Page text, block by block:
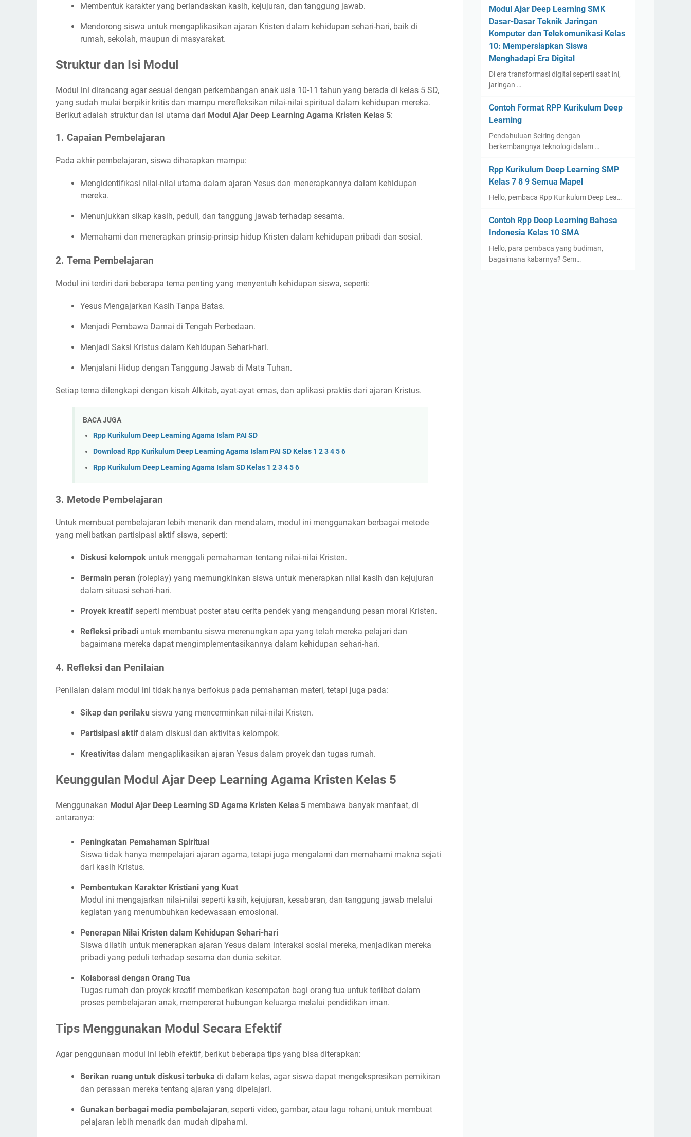
Membentuk karakter yang berlandaskan kasih, kejujuran, dan tanggung jawab.
Mendorong siswa untuk mengaplikasikan ajaran Kristen dalam kehidupan sehari-hari, baik di
rumah, sekolah, maupun di masyarakat.
Struktur dan Isi Modul
Modul ini dirancang agar sesuai dengan perkembangan anak usia 10-11 tahun yang berada di kelas 5 SD,
yang sudah mulai berpikir kritis dan mampu merefleksikan nilai-nilai spiritual dalam kehidupan mereka.
Berikut adalah struktur dan isi utama dari Modul Ajar Deep Learning Agama Kristen Kelas 5:
1. Capaian Pembelajaran
Pada akhir pembelajaran, siswa diharapkan mampu:
Mengidentifikasi nilai-nilai utama dalam ajaran Yesus dan menerapkannya dalam kehidupan
mereka.
Menunjukkan sikap kasih, peduli, dan tanggung jawab terhadap sesama.
Memahami dan menerapkan prinsip-prinsip hidup Kristen dalam kehidupan pribadi dan sosial.
2. Tema Pembelajaran
Modul ini terdiri dari beberapa tema penting yang menyentuh kehidupan siswa, seperti:
Yesus Mengajarkan Kasih Tanpa Batas.
Menjadi Pembawa Damai di Tengah Perbedaan.
Menjadi Saksi Kristus dalam Kehidupan Sehari-hari.
Menjalani Hidup dengan Tanggung Jawab di Mata Tuhan.
Setiap tema dilengkapi dengan kisah Alkitab, ayat-ayat emas, dan aplikasi praktis dari ajaran Kristus.
BACA JUGA
Rpp Kurikulum Deep Learning Agama Islam PAI SD
Download Rpp Kurikulum Deep Learning Agama Islam PAI SD Kelas 1 2 3 4 5 6
Rpp Kurikulum Deep Learning Agama Islam SD Kelas 1 2 3 4 5 6
3. Metode Pembelajaran
Untuk membuat pembelajaran lebih menarik dan mendalam, modul ini menggunakan berbagai metode
yang melibatkan partisipasi aktif siswa, seperti:
Diskusi kelompok untuk menggali pemahaman tentang nilai-nilai Kristen.
Bermain peran (roleplay) yang memungkinkan siswa untuk menerapkan nilai kasih dan kejujuran
dalam situasi sehari-hari.
Proyek kreatif seperti membuat poster atau cerita pendek yang mengandung pesan moral Kristen.
Refleksi pribadi untuk membantu siswa merenungkan apa yang telah mereka pelajari dan
bagaimana mereka dapat mengimplementasikannya dalam kehidupan sehari-hari.
4. Refleksi dan Penilaian
Penilaian dalam modul ini tidak hanya berfokus pada pemahaman materi, tetapi juga pada:
Sikap dan perilaku siswa yang mencerminkan nilai-nilai Kristen.
Partisipasi aktif dalam diskusi dan aktivitas kelompok.
Kreativitas dalam mengaplikasikan ajaran Yesus dalam proyek dan tugas rumah.
Keunggulan Modul Ajar Deep Learning Agama Kristen Kelas 5
Menggunakan Modul Ajar Deep Learning SD Agama Kristen Kelas 5 membawa banyak manfaat, di
antaranya:
Peningkatan Pemahaman Spiritual
Siswa tidak hanya mempelajari ajaran agama, tetapi juga mengalami dan memahami makna sejati
dari kasih Kristus.
Pembentukan Karakter Kristiani yang Kuat
Modul ini mengajarkan nilai-nilai seperti kasih, kejujuran, kesabaran, dan tanggung jawab melalui
kegiatan yang menumbuhkan kedewasaan emosional.
Penerapan Nilai Kristen dalam Kehidupan Sehari-hari
Siswa dilatih untuk menerapkan ajaran Yesus dalam interaksi sosial mereka, menjadikan mereka
pribadi yang peduli terhadap sesama dan dunia sekitar.
Kolaborasi dengan Orang Tua
Tugas rumah dan proyek kreatif memberikan kesempatan bagi orang tua untuk terlibat dalam
proses pembelajaran anak, mempererat hubungan keluarga melalui pendidikan iman.
Tips Menggunakan Modul Secara Efektif
Agar penggunaan modul ini lebih efektif, berikut beberapa tips yang bisa diterapkan:
Berikan ruang untuk diskusi terbuka di dalam kelas, agar siswa dapat mengekspresikan pemikiran
dan perasaan mereka tentang ajaran yang dipelajari.
Gunakan berbagai media pembelajaran, seperti video, gambar, atau lagu rohani, untuk membuat
pelajaran lebih menarik dan mudah dipahami.
Modul Ajar Deep Learning SMK
Dasar-Dasar Teknik Jaringan
Komputer dan Telekomunikasi Kelas
10: Mempersiapkan Siswa
Menghadapi Era Digital
Di era transformasi digital seperti saat ini,
jaringan …
Contoh Format RPP Kurikulum Deep
Learning
Pendahuluan Seiring dengan
berkembangnya teknologi dalam …
Rpp Kurikulum Deep Learning SMP
Kelas 7 8 9 Semua Mapel
Hello, pembaca Rpp Kurikulum Deep Lea…
Contoh Rpp Deep Learning Bahasa
Indonesia Kelas 10 SMA
Hello, para pembaca yang budiman,
bagaimana kabarnya? Sem…